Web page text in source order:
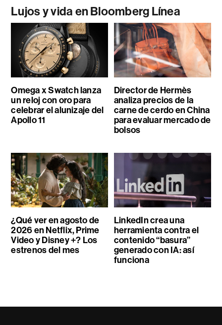
Lujos y vida en Bloomberg Línea
Omega x Swatch lanza
un reloj con oro para
celebrar el alunizaje del
Apollo 11
Director de Hermès
analiza precios de la
carne de cerdo en China
para evaluar mercado de
bolsos
¿Qué ver en agosto de
2026 en Netflix, Prime
Video y Disney +? Los
estrenos del mes
LinkedIn crea una
herramienta contra el
contenido “basura”
generado con IA: así
funciona